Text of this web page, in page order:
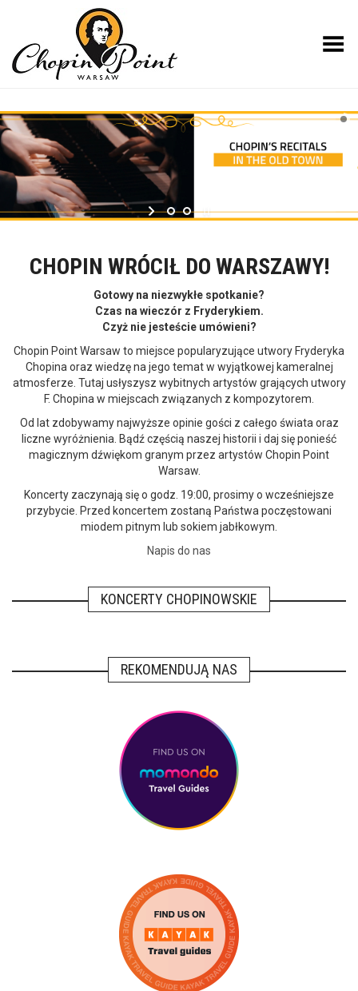
Toggle Menu
CHOPIN WRÓCIŁ DO WARSZAWY!
Gotowy na niezwykłe spotkanie?
Czas na wieczór z Fryderykiem.
Czyż nie jesteście umówieni?
Chopin Point Warsaw to miejsce popularyzujące utwory Fryderyka
Chopina oraz wiedzę na jego temat w wyjątkowej kameralnej
atmosferze. Tutaj usłyszysz wybitnych artystów grających utwory
F. Chopina w miejscach związanych z kompozytorem.
Od lat zdobywamy najwyższe opinie gości z całego świata oraz
liczne wyróżnienia. Bądź częścią naszej historii i daj się ponieść
magicznym dźwiękom granym przez artystów Chopin Point
Warsaw.
Koncerty zaczynają się o godz. 19:00, prosimy o wcześniejsze
przybycie. Przed koncertem zostaną Państwa poczęstowani
miodem pitnym lub sokiem jabłkowym.
Napis do nas
KONCERTY CHOPINOWSKIE
REKOMENDUJĄ NAS